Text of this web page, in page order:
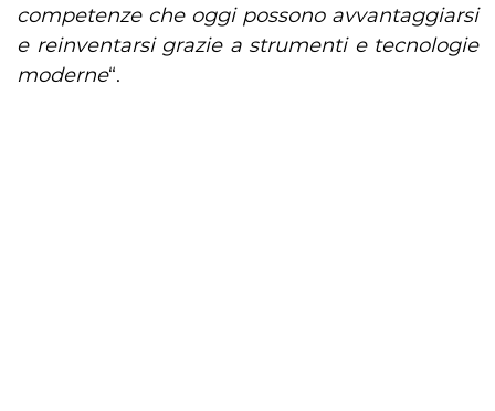
competenze che oggi possono avvantaggiarsi
e reinventarsi grazie a strumenti e tecnologie
moderne“.